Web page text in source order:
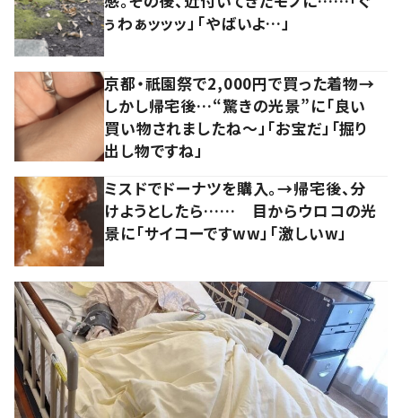
ぅわぁッッッ」「やばいよ…」
京都・祇園祭で2,000円で買った着物→
しかし帰宅後…“驚きの光景”に「良い
買い物されましたね～」「お宝だ」「掘り
出し物ですね」
ミスドでドーナツを購入。→帰宅後、分
けようとしたら…… 目からウロコの光
景に「サイコーですww」「激しいw」